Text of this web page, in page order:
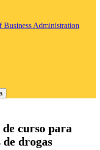
Administration
curso para
drogas